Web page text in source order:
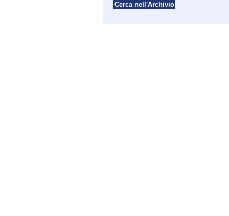
Cerca nell'Archivio